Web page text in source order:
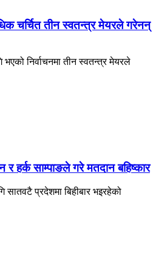
चर्चित तीन स्वतन्त्र मेयरले गरेनन्
निर्वाचनमा तीन स्वतन्त्र मेयरले
र हर्क साम्पाङले गरे मतदान बहिष्कार
सातवटै प्रदेशमा बिहीबार भइरहेको